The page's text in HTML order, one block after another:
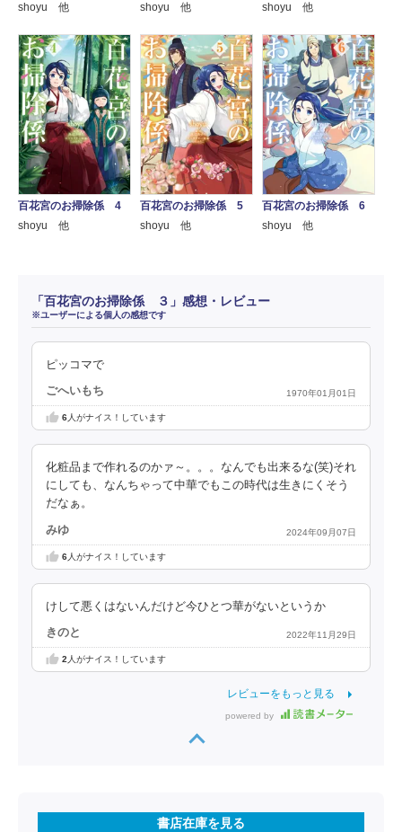
shoyu 他
shoyu 他
shoyu 他
百花宮のお掃除係 4
shoyu 他
百花宮のお掃除係 5
shoyu 他
百花宮のお掃除係 6
shoyu 他
「百花宮のお掃除係 ３」感想・レビュー
※ユーザーによる個人の感想です
ピッコマで
ごへいもち 1970年01月01日
6人がナイス！しています
化粧品まで作れるのかァ～。。。なんでも出来るな(笑)それ
にしても、なんちゃって中華でもこの時代は生きにくそう
だなぁ。
みゆ 2024年09月07日
6人がナイス！しています
けして悪くはないんだけど今ひとつ華がないというか
きのと 2022年11月29日
2人がナイス！しています
レビューをもっと見る
powered by
書店在庫を見る